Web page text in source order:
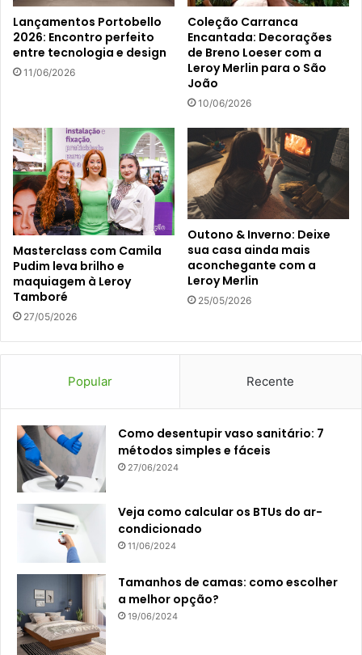
Lançamentos Portobello
2026: Encontro perfeito
entre tecnologia e design
11/06/2026
Coleção Carranca
Encantada: Decorações
de Breno Loeser com a
Leroy Merlin para o São
João
10/06/2026
Masterclass com Camila
Pudim leva brilho e
maquiagem à Leroy
Tamboré
27/05/2026
Outono & Inverno: Deixe
sua casa ainda mais
aconchegante com a
Leroy Merlin
25/05/2026
Popular Recente
Como desentupir vaso sanitário: 7
métodos simples e fáceis
27/06/2024
Veja como calcular os BTUs do ar-
condicionado
11/06/2024
Tamanhos de camas: como escolher
a melhor opção?
19/06/2024